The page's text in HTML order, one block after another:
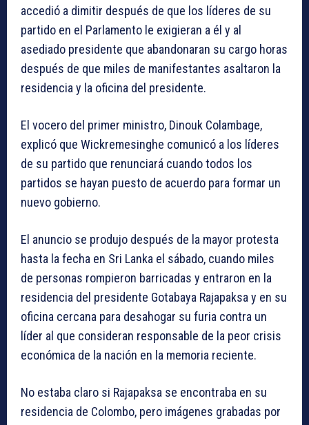
accedió a dimitir después de que los líderes de su
partido en el Parlamento le exigieran a él y al
asediado presidente que abandonaran su cargo horas
después de que miles de manifestantes asaltaron la
residencia y la oficina del presidente.
El vocero del primer ministro, Dinouk Colambage,
explicó que Wickremesinghe comunicó a los líderes
de su partido que renunciará cuando todos los
partidos se hayan puesto de acuerdo para formar un
nuevo gobierno.
El anuncio se produjo después de la mayor protesta
hasta la fecha en Sri Lanka el sábado, cuando miles
de personas rompieron barricadas y entraron en la
residencia del presidente Gotabaya Rajapaksa y en su
oficina cercana para desahogar su furia contra un
líder al que consideran responsable de la peor crisis
económica de la nación en la memoria reciente.
No estaba claro si Rajapaksa se encontraba en su
residencia de Colombo, pero imágenes grabadas por